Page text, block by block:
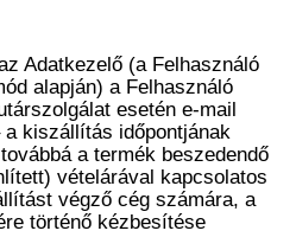
Adatkezelő (a Felhasználó
alapján) a Felhasználó
esetén e-mail
kiszállítás időpontjának
a termék beszedendő
vételárával kapcsolatos
végző cég számára, a
történő kézbesítése